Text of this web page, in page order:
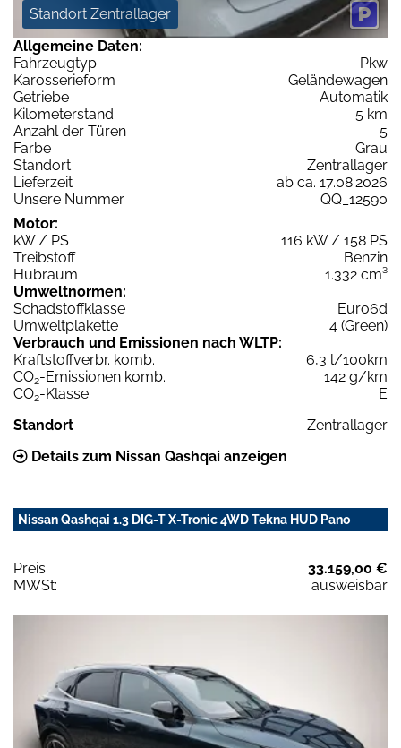
Standort Zentrallager
Allgemeine Daten:
Fahrzeugtyp
Pkw
Karosserieform
Geländewagen
Getriebe
Automatik
Kilometerstand
5 km
Anzahl der Türen
5
Farbe
Grau
Standort
Zentrallager
Lieferzeit
ab ca. 17.08.2026
Unsere Nummer
QQ_12590
Motor:
kW / PS
116 kW / 158 PS
Treibstoff
Benzin
Hubraum
1.332 cm³
Umweltnormen:
Schadstoffklasse
Euro6d
Umweltplakette
4 (Green)
Verbrauch und Emissionen nach WLTP:
Kraftstoffverbr. komb.
6,3 l/100km
CO2-Emissionen komb.
142 g/km
CO2-Klasse
E
Standort
Zentrallager
Details zum Nissan Qashqai anzeigen
Nissan Qashqai 1.3 DIG-T X-Tronic 4WD Tekna HUD Pano
Preis:
33.159,00 €
MWSt:
ausweisbar